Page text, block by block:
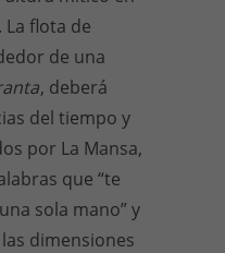
flota de
de una
, deberá
del tiempo y
por La Mansa,
que “te
sola mano” y
dimensiones